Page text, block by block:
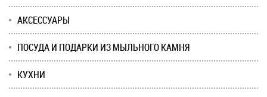
АКСЕССУАРЫ
ПОСУДА И ПОДАРКИ ИЗ МЫЛЬНОГО КАМНЯ
КУХНИ